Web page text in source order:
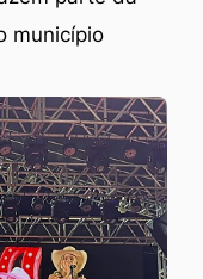
município